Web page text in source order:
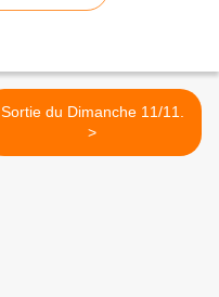
Sortie du Dimanche 11/11.
>